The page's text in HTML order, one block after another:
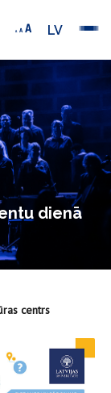
LV
dienā
centrs